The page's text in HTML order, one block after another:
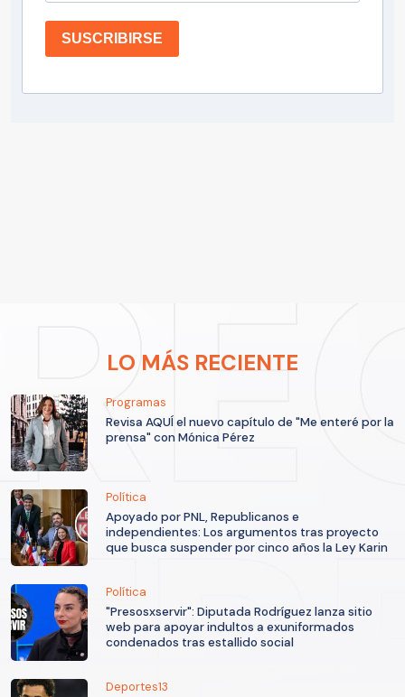
SUSCRIBIRSE
LO MÁS RECIENTE
Programas
Revisa AQUÍ el nuevo capítulo de "Me enteré por la
prensa" con Mónica Pérez
Política
Apoyado por PNL, Republicanos e
independientes: Los argumentos tras proyecto
que busca suspender por cinco años la Ley Karin
Política
"Presosxservir": Diputada Rodríguez lanza sitio
web para apoyar indultos a exuniformados
condenados tras estallido social
Deportes13